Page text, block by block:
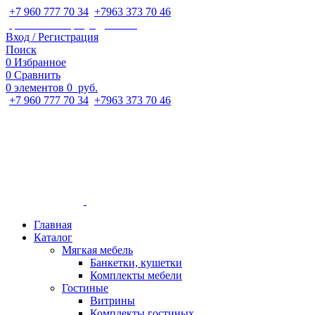
+7 960 777 70 34 +7963 373 70 46
Вход / Регистрация
Поиск
0 Избранное
0 Сравнить
0 элементов 0 руб.
+7 960 777 70 34 +7963 373 70 46
Главная
Каталог
Мягкая мебель
Банкетки, кушетки
Комплекты мебели
Гостиные
Витрины